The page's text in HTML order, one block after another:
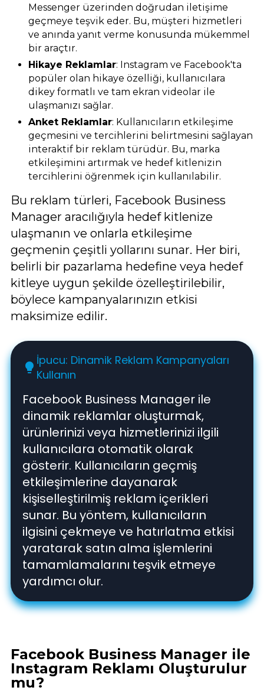
Messenger üzerinden doğrudan iletişime
geçmeye teşvik eder. Bu, müşteri hizmetleri
ve anında yanıt verme konusunda mükemmel
bir araçtır.
Hikaye Reklamlar: Instagram ve Facebook'ta
popüler olan hikaye özelliği, kullanıcılara
dikey formatlı ve tam ekran videolar ile
ulaşmanızı sağlar.
Anket Reklamlar: Kullanıcıların etkileşime
geçmesini ve tercihlerini belirtmesini sağlayan
interaktif bir reklam türüdür. Bu, marka
etkileşimini artırmak ve hedef kitlenizin
tercihlerini öğrenmek için kullanılabilir.
Bu reklam türleri, Facebook Business
Manager aracılığıyla hedef kitlenize
ulaşmanın ve onlarla etkileşime
geçmenin çeşitli yollarını sunar. Her biri,
belirli bir pazarlama hedefine veya hedef
kitleye uygun şekilde özelleştirilebilir,
böylece kampanyalarınızın etkisi
maksimize edilir.
lightbulb İpucu: Dinamik Reklam Kampanyaları
Kullanın
Facebook Business Manager ile
dinamik reklamlar oluşturmak,
ürünlerinizi veya hizmetlerinizi ilgili
kullanıcılara otomatik olarak
gösterir. Kullanıcıların geçmiş
etkileşimlerine dayanarak
kişiselleştirilmiş reklam içerikleri
sunar. Bu yöntem, kullanıcıların
ilgisini çekmeye ve hatırlatma etkisi
yaratarak satın alma işlemlerini
tamamlamalarını teşvik etmeye
yardımcı olur.
Facebook Business Manager ile
Instagram Reklamı Oluşturulur
mu?